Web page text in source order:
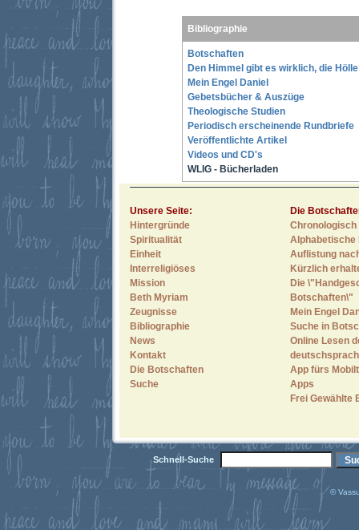
Bibliographie
Botschaften
Den Himmel gibt es wirklich, die
Mein Engel Daniel
Gebetsbücher & Auszüge
Theologische Studien
Periodisch erscheinende Rundbriefe
Veröffentlichte Artikel
Videos und CD's
WLIG - Bücherladen
Unsere Seite:
Hintergründe
Spiritualität
Einheit
Interreligiöses
Mission
Beth Myriam
Zeugnisse
Bibliographie
News
Kontakt
Die Botschaften
Suche
Die
Alphabetische
Auflistung
Kürzlich
Die
Botschaften\"
Mein Engel
Suche in
Online Lesen
App fürs
Apps
Frei Gewählte
Schnell-Suche
©